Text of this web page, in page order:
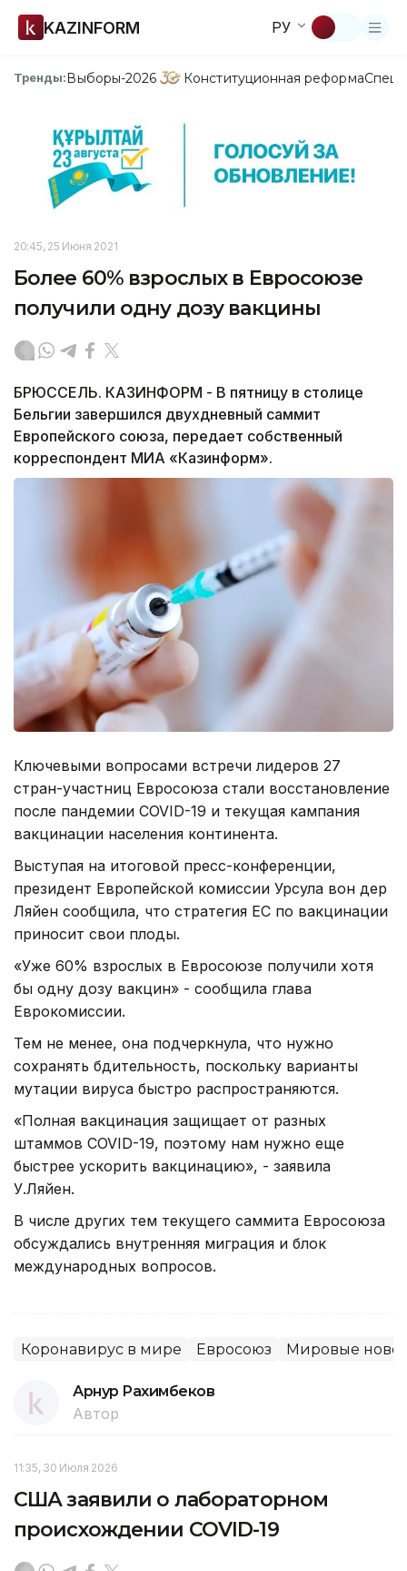
KAZINFORM РУ
Тренды:Выборы-2026 Конституционная реформа
20:45, 25 Июня 2021
Более 60% взрослых в Евросоюзе
получили одну дозу вакцины
БРЮССЕЛЬ. КАЗИНФОРМ - В пятницу в столице
Бельгии завершился двухдневный саммит
Европейского союза, передает собственный
корреспондент МИА «Казинформ».
Ключевыми вопросами встречи лидеров 27
стран-участниц Евросоюза стали восстановление
после пандемии COVID-19 и текущая кампания
вакцинации населения континента.
Выступая на итоговой пресс-конференции,
президент Европейской комиссии Урсула вон дер
Ляйен сообщила, что стратегия ЕС по вакцинации
приносит свои плоды.
«Уже 60% взрослых в Евросоюзе получили хотя
бы одну дозу вакцин» - сообщила глава
Еврокомиссии.
Тем не менее, она подчеркнула, что нужно
сохранять бдительность, поскольку варианты
мутации вируса быстро распространяются.
«Полная вакцинация защищает от разных
штаммов COVID-19, поэтому нам нужно еще
быстрее ускорить вакцинацию», - заявила
У.Ляйен.
В числе других тем текущего саммита Евросоюза
обсуждались внутренняя миграция и блок
международных вопросов.
Коронавирус в мире Евросоюз Мировые
Арнур Рахимбеков
Автор
11:35, 30 Июля 2026
США заявили о лабораторном
происхождении COVID-19